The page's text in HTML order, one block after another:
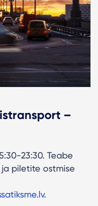
–
23:30. Teabe
piletite ostmise
.